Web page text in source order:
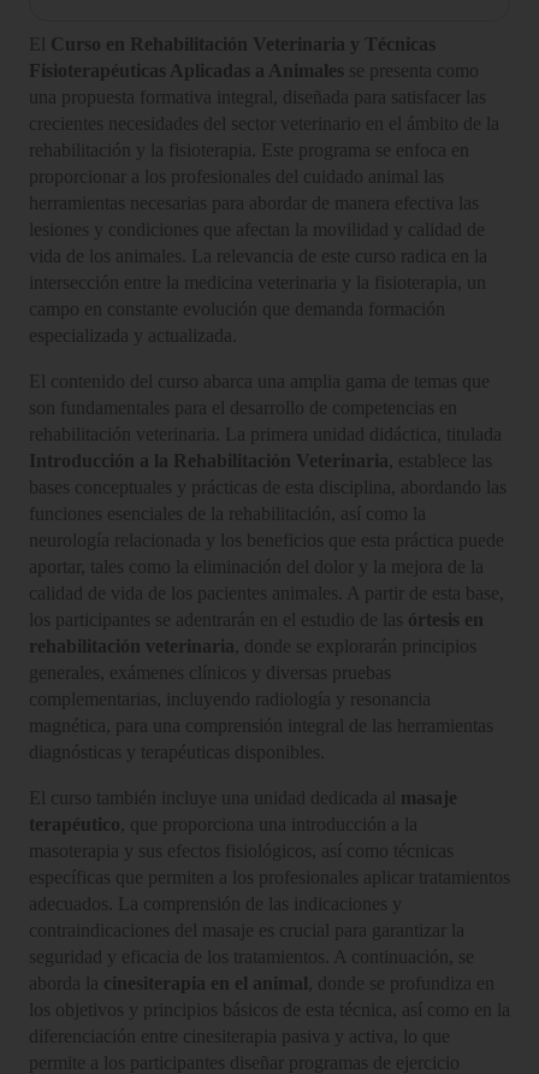
El Curso en Rehabilitación Veterinaria y Técnicas
Fisioterapéuticas Aplicadas a Animales se presenta como
una propuesta formativa integral, diseñada para satisfacer las
crecientes necesidades del sector veterinario en el ámbito de la
rehabilitación y la fisioterapia. Este programa se enfoca en
proporcionar a los profesionales del cuidado animal las
herramientas necesarias para abordar de manera efectiva las
lesiones y condiciones que afectan la movilidad y calidad de
vida de los animales. La relevancia de este curso radica en la
intersección entre la medicina veterinaria y la fisioterapia, un
campo en constante evolución que demanda formación
especializada y actualizada.
El contenido del curso abarca una amplia gama de temas que
son fundamentales para el desarrollo de competencias en
rehabilitación veterinaria. La primera unidad didáctica, titulada
Introducción a la Rehabilitación Veterinaria , establece las
bases conceptuales y prácticas de esta disciplina, abordando las
funciones esenciales de la rehabilitación, así como la
neurología relacionada y los beneficios que esta práctica puede
aportar, tales como la eliminación del dolor y la mejora de la
calidad de vida de los pacientes animales. A partir de esta base,
los participantes se adentrarán en el estudio de las órtesis en
rehabilitación veterinaria , donde se explorarán principios
generales, exámenes clínicos y diversas pruebas
complementarias, incluyendo radiología y resonancia
magnética, para una comprensión integral de las herramientas
diagnósticas y terapéuticas disponibles.
El curso también incluye una unidad dedicada al masaje
terapéutico , que proporciona una introducción a la
masoterapia y sus efectos fisiológicos, así como técnicas
específicas que permiten a los profesionales aplicar tratamientos
adecuados. La comprensión de las indicaciones y
contraindicaciones del masaje es crucial para garantizar la
seguridad y eficacia de los tratamientos. A continuación, se
aborda la cinesiterapia en el animal , donde se profundiza en
los objetivos y principios básicos de esta técnica, así como en la
diferenciación entre cinesiterapia pasiva y activa, lo que
permite a los participantes diseñar programas de ejercicio